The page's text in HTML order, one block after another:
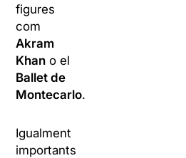
figures
com
Akram
Khan o el
Ballet de
Montecarlo.
Igualment
importants